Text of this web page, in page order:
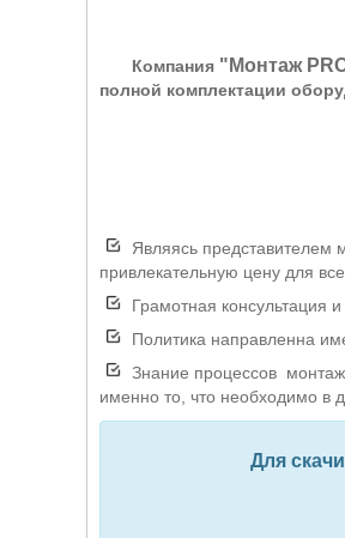
Компания "Монтаж
полной комплектации
Являясь представителем
привлекательную цену для
Грамотная консультация
Политика направленна
Знание процессов
именно то, что необходимо в
Для